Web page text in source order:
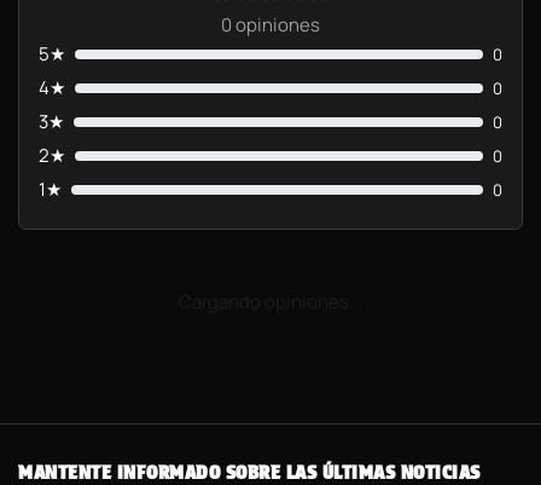
0 opiniones
5★
0
4★ 0
3★ 0
2★ 0
1★ 0
Cargando opiniones...
MANTENTE INFORMADO SOBRE LAS ÚLTIMAS NOTICIAS